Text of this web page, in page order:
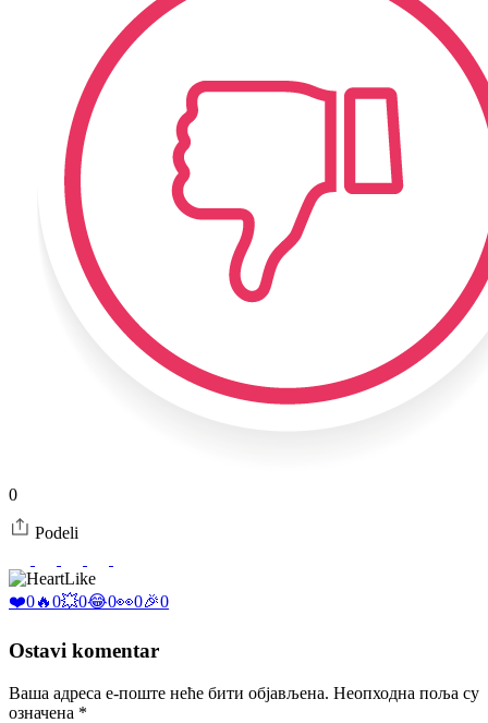
0
Podeli
Like
❤️0🔥0💥0😂0👀0🎉0
Ostavi komentar
Ваша адреса е-поште неће бити објављена. Неопходна поља су
означена *